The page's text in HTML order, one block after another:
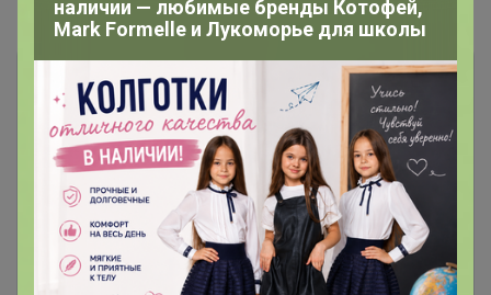
Чтобы ответить или задать вопрос
необходимо авторизоваться на сайте
Это займет меньше минуты
наличии — любимые бренды Котофей,
Mark Formelle и Лукоморье для школы